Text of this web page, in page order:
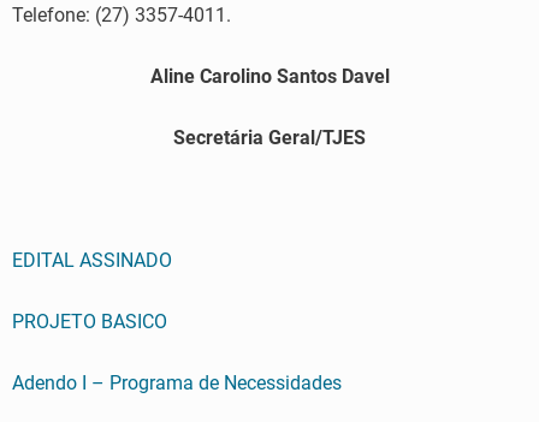
Telefone: (27) 3357-4011.
Aline Carolino Santos Davel
Secretária Geral/TJES
EDITAL ASSINADO
PROJETO BASICO
Adendo I – Programa de Necessidades